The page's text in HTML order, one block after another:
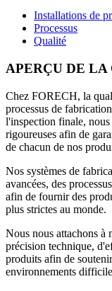
Installations de
Processus
Qualité
APERÇU DE
Chez FORECH, la
processus de
l'inspection finale,
rigoureuses afin de
de chacun de nos
Nos systèmes de
avancées, des
afin de fournir des
plus strictes au monde.
Nous nous attachons à
précision technique,
produits afin de
environnements